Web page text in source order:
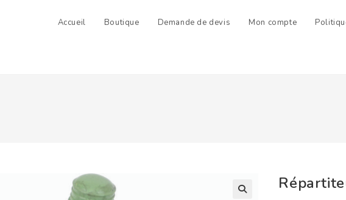
Accueil Boutique Demande de devis Mon compte